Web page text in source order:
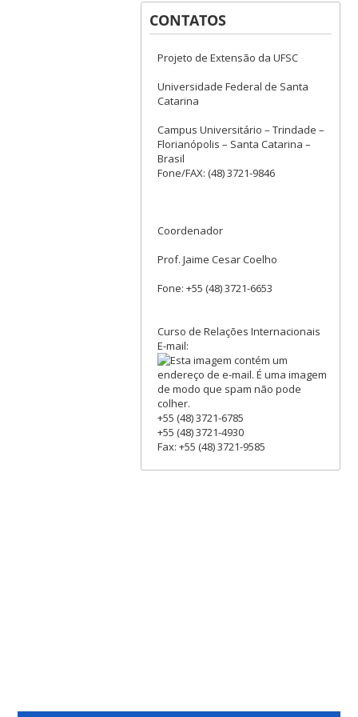
CONTATOS
Projeto de Extensão da UFSC
Universidade Federal de Santa
Catarina
Campus Universitário – Trindade –
Florianópolis – Santa Catarina –
Brasil
Fone/FAX: (48) 3721-9846
Coordenador
Prof. Jaime Cesar Coelho
Fone: +55 (48) 3721-6653
Curso de Relações Internacionais
E-mail:
+55 (48) 3721-6785
+55 (48) 3721-4930
Fax: +55 (48) 3721-9585